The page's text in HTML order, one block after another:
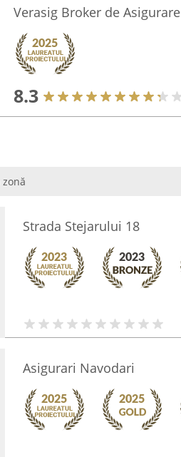
Verasig Broker de Asigurare
8.3
Strada Stejarului 18
Asigurari Navodari